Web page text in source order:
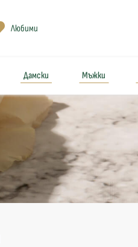
Любими
Дамски Мъжки